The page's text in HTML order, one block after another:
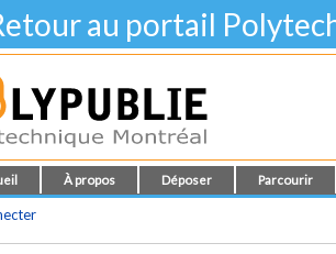
au portail
À propos Déposer Parcourir